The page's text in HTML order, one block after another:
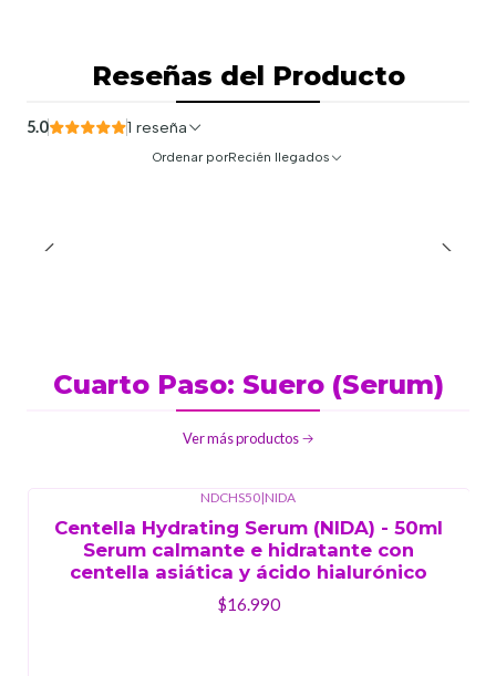
Reseñas del Producto
5.0 1 reseña
Ordenar porRecién llegados
Cuarto Paso: Suero (Serum)
Ver más productos
NDCHS50|NIDA
Centella Hydrating Serum (NIDA) - 50ml
Serum calmante e hidratante con
centella asiática y ácido hialurónico
$16.990